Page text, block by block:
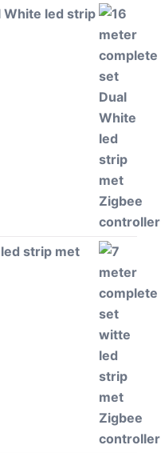
White led strip
strip met